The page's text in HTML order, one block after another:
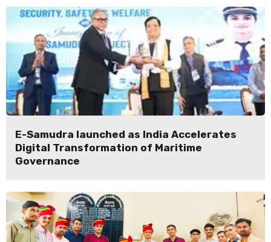
E-Samudra launched as India Accelerates
Digital Transformation of Maritime
Governance